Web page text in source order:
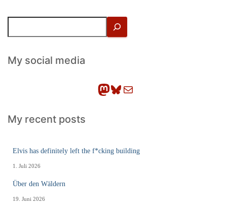
h
eMy social media
Mastodon Bluesky E-Mail
My recent posts
Elvis has definitely left the f*cking building
1. Juli 2026
Über den Wäldern
19. Juni 2026